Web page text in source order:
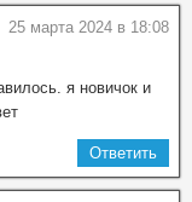
25 марта 2024 в 18:08
я новичок и
Ответить